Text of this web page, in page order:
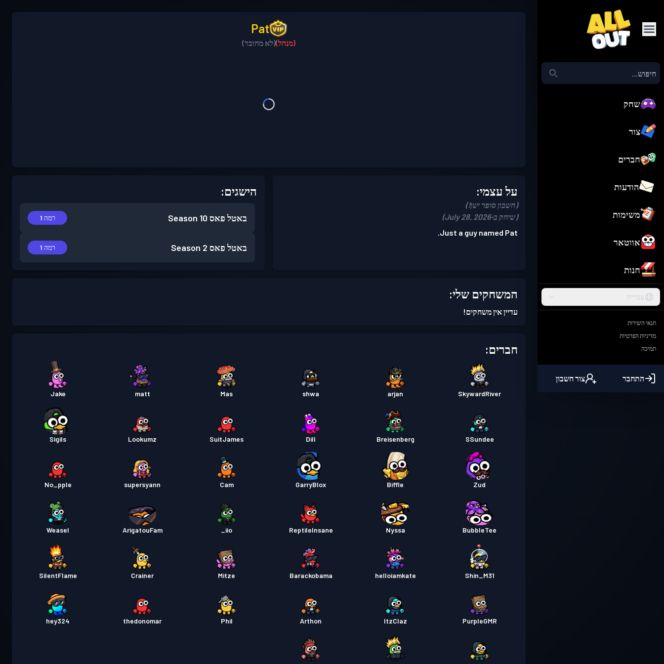
שחק
צור
חברים
הודעות
משימות
אווטאר
חנות
עברית
תנאי השירות
מדיניות הפרטיות
תמיכה
התחבר צור חשבון
Pat
(מנהל)(לא מחובר)
על עצמי:
(חשבון סופר ישן!)
(שיחק ב-July 28, 2026)
Just a guy named Pat.
הישגים:
באטל פאס Season 10 רמה 1
באטל פאס Season 2 רמה 1
המשחקים שלי:
עדיין אין משחקים!
חברים:
SkywardRiver
arjan
shwa
Mas
matt
Jake
SSundee
Breisenberg
Dill
SuitJames
Lookumz
Sigils
Zud
Biffle
GarryBlox
Cam
supersyann
No_pple
BubbleTee
Nyssa
ReptileInsane
iio_
ArigatouFam
Weasel
Shin_M31
helloiamkate
Barackobama
Mitze
Crainer
SilentFlame
PurpleGMR
ItzClaz
Arthon
Phil
thedonomar
hey324